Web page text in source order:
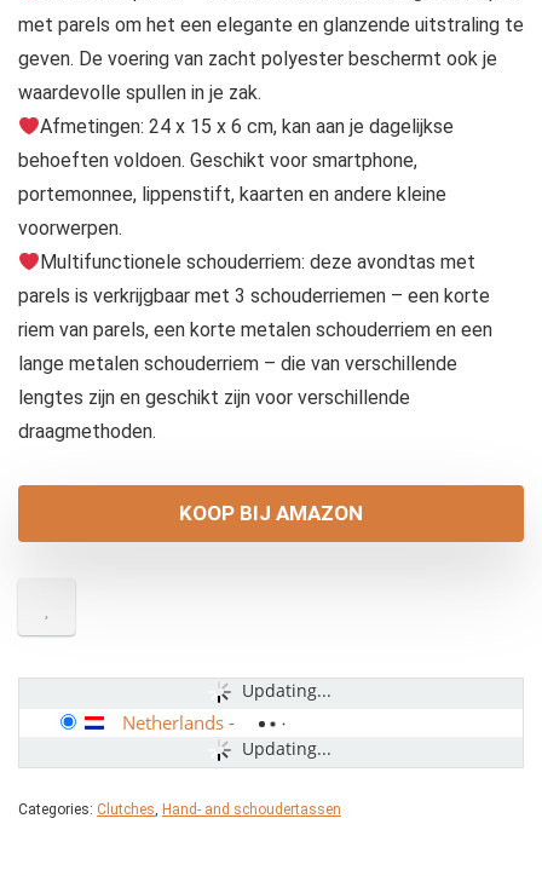
met parels om het een elegante en glanzende uitstraling te
geven. De voering van zacht polyester beschermt ook je
waardevolle spullen in je zak.
Afmetingen: 24 x 15 x 6 cm, kan aan je dagelijkse
behoeften voldoen. Geschikt voor smartphone,
portemonnee, lippenstift, kaarten en andere kleine
voorwerpen.
Multifunctionele schouderriem: deze avondtas met
parels is verkrijgbaar met 3 schouderriemen – een korte
riem van parels, een korte metalen schouderriem en een
lange metalen schouderriem – die van verschillende
lengtes zijn en geschikt zijn voor verschillende
draagmethoden.
KOOP BIJ AMAZON
Updating...
Updating...
Netherlands -
Categories: Clutches, Hand- and schoudertassen